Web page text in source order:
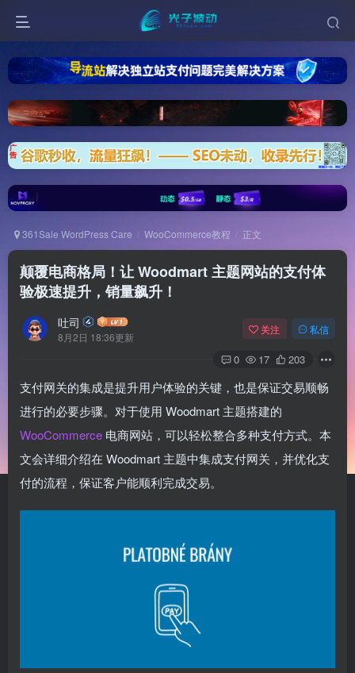
361Sale WordPress Care WooCommerce教程 正文
颠覆电商格局！让 Woodmart 主题网站的支付体
验极速提升，销量飙升！
吐司
8月2日 18:36更新
关注 私信
0 17 203
支付网关的集成是提升用户体验的关键，也是保证交易顺畅
进行的必要步骤。对于使用 Woodmart 主题搭建的
WooCommerce 电商网站，可以轻松整合多种支付方式。本
文会详细介绍在 Woodmart 主题中集成支付网关，并优化支
付的流程，保证客户能顺利完成交易。